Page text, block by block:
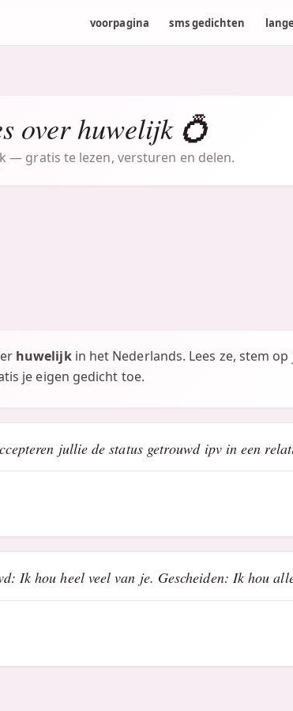
voorpagina sms gedichten
over huwelijk 💍
— gratis te lezen, versturen en delen.
huwelijkin het Nederlands. Lees ze, stem
je eigen gedicht toe.
jullie de status getrouwd ipv in een
Ik hou heel veel van je. Gescheiden: Ik hou